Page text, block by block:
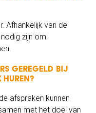
Afhankelijk van de
zijn om
geregeld bij
afspraken kunnen
met het doel van